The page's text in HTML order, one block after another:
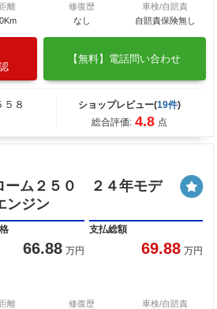
離
修復歴
なし
車検/自賠責
自賠責保険無し
【無料】電話問い合わせ
８
ショップレビュー(19件)
総合評価: 4.8 点
ーム２５０ ２４年モデ
ンジン
66.88 万円
支払総額
69.88 万円
離
修復歴
車検/自賠責